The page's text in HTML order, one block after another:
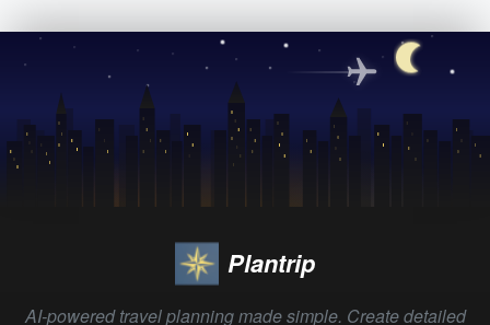
Plantrip
AI-powered travel planning made simple. Create detailed